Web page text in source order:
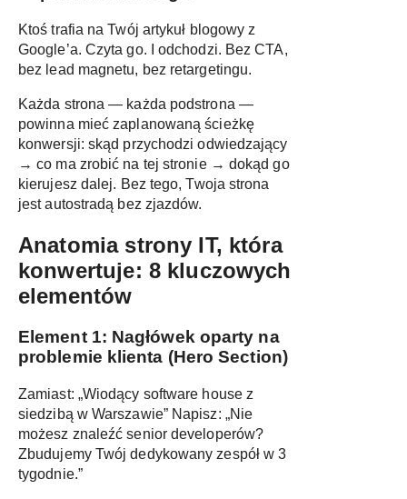
Ktoś trafia na Twój artykuł blogowy z
Google’a. Czyta go. I odchodzi. Bez CTA,
bez lead magnetu, bez retargetingu.
Każda strona — każda podstrona —
powinna mieć zaplanowaną ścieżkę
konwersji: skąd przychodzi odwiedzający
→ co ma zrobić na tej stronie → dokąd go
kierujesz dalej. Bez tego, Twoja strona
jest autostradą bez zjazdów.
Anatomia strony IT, która
konwertuje: 8 kluczowych
elementów
Element 1: Nagłówek oparty na
problemie klienta (Hero Section)
Zamiast: „Wiodący software house z
siedzibą w Warszawie” Napisz: „Nie
możesz znaleźć senior developerów?
Zbudujemy Twój dedykowany zespół w 3
tygodnie.”